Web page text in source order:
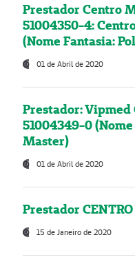
Prestador Centro
51004350-4:
(Nome Fantasia:
01 de Abril de 2020
Prestador:
51004349-0
Master)
01 de Abril de 2020
Prestador
15 de Janeiro de 2020